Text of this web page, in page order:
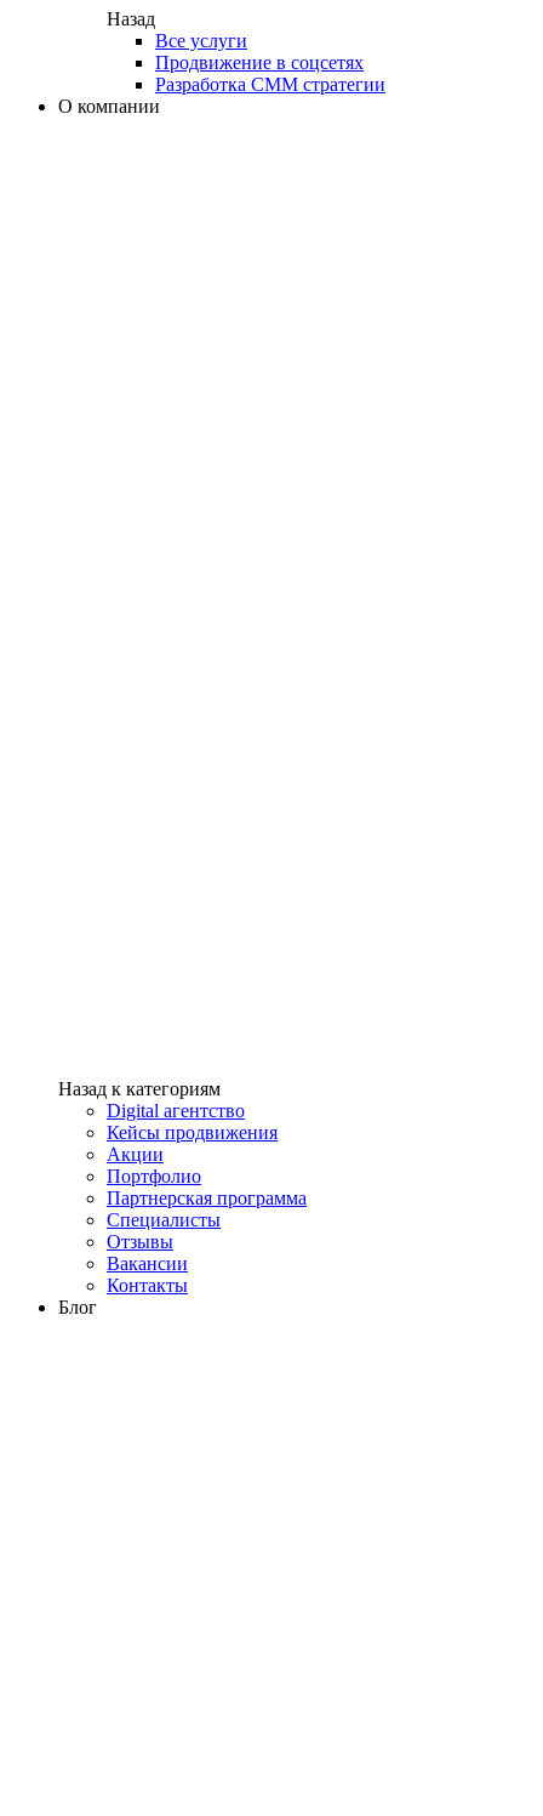
Назад
Все услуги
Продвижение в соцсетях
Разработка СММ стратегии
О компании
Назад к категориям
Digital агентство
Кейсы продвижения
Акции
Портфолио
Партнерская программа
Специалисты
Отзывы
Вакансии
Контакты
Блог